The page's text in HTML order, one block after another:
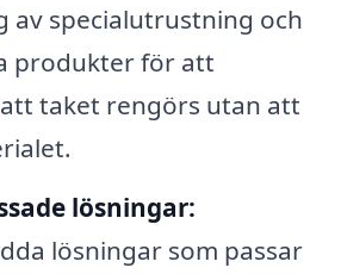
av specialutrustning och
produkter för att
taket rengörs utan att
lösningar:
lösningar som passar